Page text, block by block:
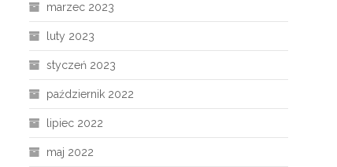
marzec 2023
luty 2023
styczeń 2023
październik 2022
lipiec 2022
maj 2022